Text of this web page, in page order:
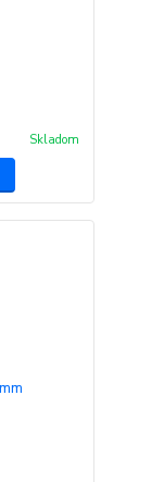
Skladom